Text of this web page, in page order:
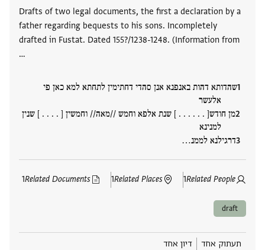
Drafts of two legal documents, the first a declaration by a
father regarding bequests to his sons. Incompletely
drafted in Fustat. Dated 155?/1238-1248. (Information from
…
שהדותא דהות באנפנא אנן סהדי דחתימין לתחתא למא כאן פי
אלעשר
מן חודש[ . . . . . . ] שנת אלפא וחמש //מאה// וחמשין [ . . . . ] שנין
למנינא
דרגילנא לממנ‮…
Related People
1
Related Places
1
Related Documents
1
draft
תעתוק אחד דיון אחד